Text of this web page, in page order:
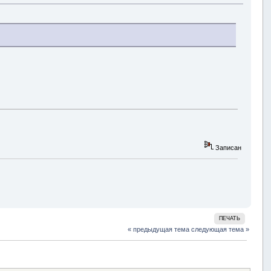
Записан
ПЕЧАТЬ
« предыдущая тема следующая тема »